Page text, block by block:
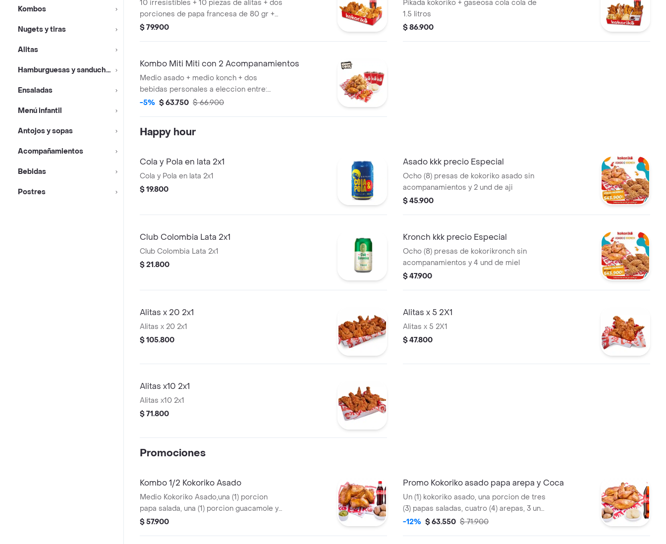
Kombos
Nugets y tiras
Alitas
Hamburguesas y sanduches
Ensaladas
Menú infantil
Antojos y sopas
Acompañamientos
Bebidas
Postres
10 irresistibles + 10 piezas de alitas + dos
porciones de papa francesa de 80 gr +
ensalada kokoriko y salsas acompañado
$ 79.900
Pikada kokoriko + gaseosa cola cola de
1.5 litros
$ 86.900
Kombo Miti Miti con 2 Acompanamientos
Medio asado + medio konch + dos
bebidas personales a eleccion entre:
gaseosa de 400 ml - agua saborizada,
-5% $ 63.750 $ 66.900
Happy hour
Cola y Pola en lata 2x1
Cola y Pola en lata 2x1
$ 19.800
Asado kkk precio Especial
Ocho (8) presas de kokoriko asado sin
acompanamientos y 2 und de aji
$ 45.900
Club Colombia Lata 2x1
Club Colombia Lata 2x1
$ 21.800
Kronch kkk precio Especial
Ocho (8) presas de kokorikronch sin
acompanamientos y 4 und de miel
$ 47.900
Alitas x 20 2x1
Alitas x 20 2x1
$ 105.800
Alitas x 5 2X1
Alitas x 5 2X1
$ 47.800
Alitas x10 2x1
Alitas x10 2x1
$ 71.800
Promociones
Kombo 1/2 Kokoriko Asado
Medio Kokoriko Asado,una (1) porcion
papa salada, una (1) porcion guacamole y
dos (2) Coca cola 400ml
$ 57.900
Promo Kokoriko asado papa arepa y Coca
Un (1) kokoriko asado, una porcion de tres
(3) papas saladas, cuatro (4) arepas, 3 und
de aji y una (1) Coca cola 1,5lt
-12% $ 63.550 $ 71.900